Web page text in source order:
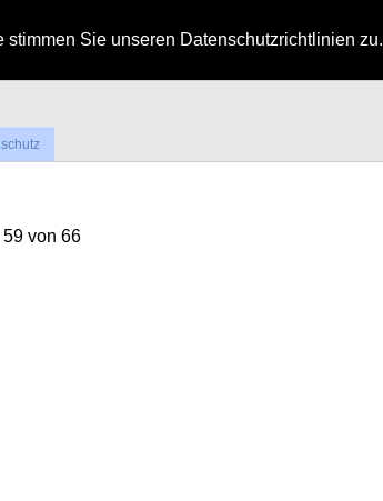
Sie unseren Datenschutzrichtlinien zu.
59 von 66